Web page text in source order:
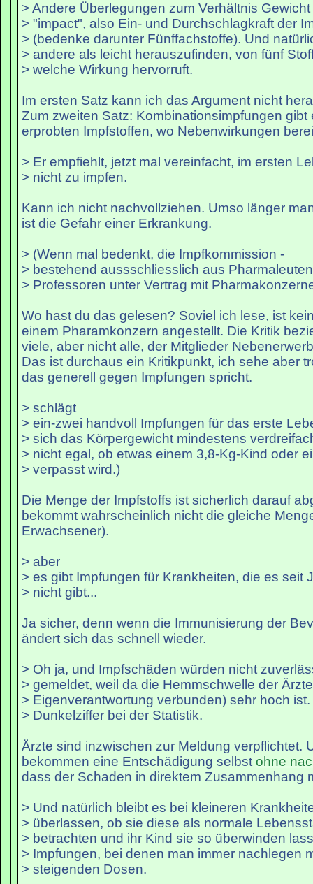
> Andere Überlegungen zum Verhältnis
> "impact", also Ein- und Durchschlagkraft der
> (bedenke darunter Fünffachstoffe). Und
> andere als leicht herauszufinden, von fünf
> welche Wirkung hervorruft.
Im ersten Satz kann ich das Argument nicht
Zum zweiten Satz: Kombinationsimpfungen gibt
erprobten Impfstoffen, wo Nebenwirkungen
> Er empfiehlt, jetzt mal vereinfacht, im ersten
> nicht zu impfen.
Kann ich nicht nachvollziehen. Umso länger
ist die Gefahr einer Erkrankung.
> (Wenn mal bedenkt, die Impfkommission -
> bestehend aussschliesslich aus
> Professoren unter Vertrag mit
Wo hast du das gelesen? Soviel ich lese, ist
einem Pharamkonzern angestellt. Die Kritik
viele, aber nicht alle, der Mitglieder
Das ist durchaus ein Kritikpunkt, ich sehe aber
das generell gegen Impfungen spricht.
> schlägt
> ein-zwei handvoll Impfungen für das erste
> sich das Körpergewicht mindestens
> nicht egal, ob etwas einem 3,8-Kg-Kind oder
> verpasst wird.)
Die Menge der Impfstoffs ist sicherlich darauf
bekommt wahrscheinlich nicht die gleiche
Erwachsener).
> aber
> es gibt Impfungen für Krankheiten, die es seit
> nicht gibt...
Ja sicher, denn wenn die Immunisierung der
ändert sich das schnell wieder.
> Oh ja, und Impfschäden würden nicht
> gemeldet, weil da die Hemmschwelle der
> Eigenverantwortung verbunden) sehr hoch
> Dunkelziffer bei der Statistik.
Ärzte sind inzwischen zur Meldung verpflichtet.
bekommen eine Entschädigung selbst ohne
dass der Schaden in direktem Zusammenhang
> Und natürlich bleibt es bei kleineren
> überlassen, ob sie diese als normale
> betrachten und ihr Kind sie so überwinden
> Impfungen, bei denen man immer nachlegen
> steigenden Dosen.